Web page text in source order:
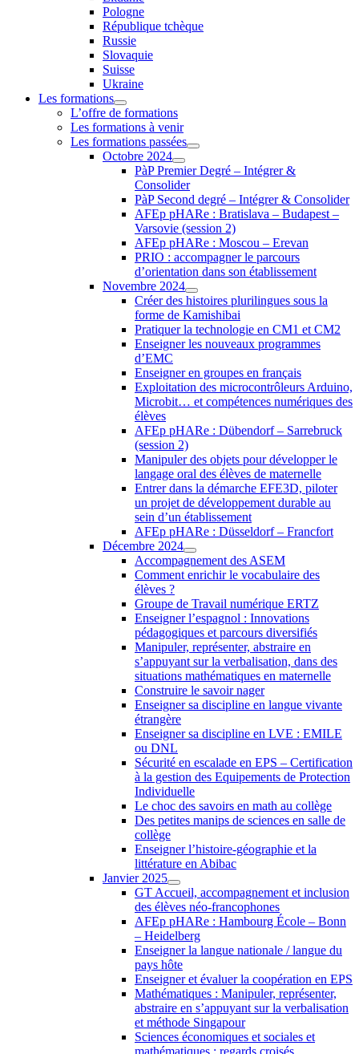
Pologne
République tchèque
Russie
Slovaquie
Suisse
Ukraine
Les formations
L’offre de formations
Les formations à venir
Les formations passées
Octobre 2024
PàP Premier Degré – Intégrer &
Consolider
PàP Second degré – Intégrer & Consolider
AFEp pHARe : Bratislava – Budapest –
Varsovie (session 2)
AFEp pHARe : Moscou – Erevan
PRIO : accompagner le parcours
d’orientation dans son établissement
Novembre 2024
Créer des histoires plurilingues sous la
forme de Kamishibai
Pratiquer la technologie en CM1 et CM2
Enseigner les nouveaux programmes
d’EMC
Enseigner en groupes en français
Exploitation des microcontrôleurs Arduino,
Microbit… et compétences numériques des
élèves
AFEp pHARe : Dübendorf – Sarrebruck
(session 2)
Manipuler des objets pour développer le
langage oral des élèves de maternelle
Entrer dans la démarche EFE3D, piloter
un projet de développement durable au
sein d’un établissement
AFEp pHARe : Düsseldorf – Francfort
Décembre 2024
Accompagnement des ASEM
Comment enrichir le vocabulaire des
élèves ?
Groupe de Travail numérique ERTZ
Enseigner l’espagnol : Innovations
pédagogiques et parcours diversifiés
Manipuler, représenter, abstraire en
s’appuyant sur la verbalisation, dans des
situations mathématiques en maternelle
Construire le savoir nager
Enseigner sa discipline en langue vivante
étrangère
Enseigner sa discipline en LVE : EMILE
ou DNL
Sécurité en escalade en EPS – Certification
à la gestion des Equipements de Protection
Individuelle
Le choc des savoirs en math au collège
Des petites manips de sciences en salle de
collège
Enseigner l’histoire-géographie et la
littérature en Abibac
Janvier 2025
GT Accueil, accompagnement et inclusion
des élèves néo-francophones
AFEp pHARe : Hambourg École – Bonn
– Heidelberg
Enseigner la langue nationale / langue du
pays hôte
Enseigner et évaluer la coopération en EPS
Mathématiques : Manipuler, représenter,
abstraire en s’appuyant sur la verbalisation
et méthode Singapour
Sciences économiques et sociales et
mathématiques : regards croisés